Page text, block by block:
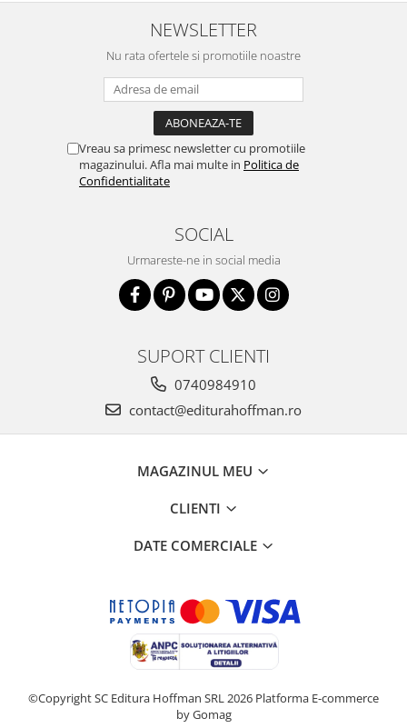
NEWSLETTER
Nu rata ofertele si promotiile noastre
Vreau sa primesc newsletter cu promotiile
magazinului. Afla mai multe in Politica de
Confidentialitate
SOCIAL
Urmareste-ne in social media
SUPORT CLIENTI
0740984910
contact@editurahoffman.ro
MAGAZINUL MEU
CLIENTI
DATE COMERCIALE
©Copyright SC Editura Hoffman SRL 2026 Platforma E-commerce
by Gomag